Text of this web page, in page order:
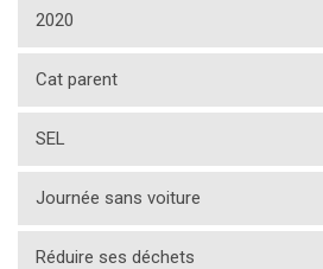
2020
Cat parent
SEL
Journée sans voiture
Réduire ses déchets